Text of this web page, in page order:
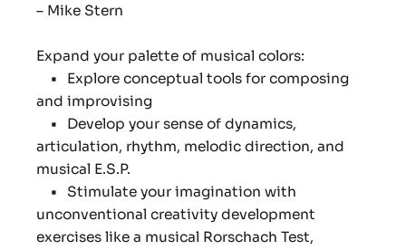
– Mike Stern
Expand your palette of musical colors:
•
Explore conceptual tools for composing
and improvising
•
Develop your sense of dynamics,
articulation, rhythm, melodic direction, and
musical E.S.P.
•
Stimulate your imagination with
unconventional creativity development
exercises like a musical Rorschach Test,